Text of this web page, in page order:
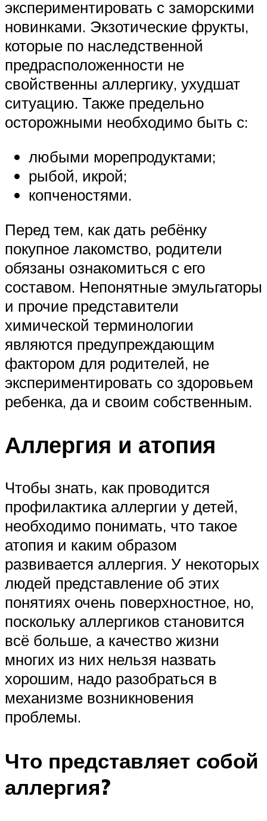
экспериментировать с заморскими
новинками. Экзотические фрукты,
которые по наследственной
предрасположенности не
свойственны аллергику, ухудшат
ситуацию. Также предельно
осторожными необходимо быть с:
любыми морепродуктами;
рыбой, икрой;
копченостями.
Перед тем, как дать ребёнку
покупное лакомство, родители
обязаны ознакомиться с его
составом. Непонятные эмульгаторы
и прочие представители
химической терминологии
являются предупреждающим
фактором для родителей, не
экспериментировать со здоровьем
ребенка, да и своим собственным.
Аллергия и атопия
Чтобы знать, как проводится
профилактика аллергии у детей,
необходимо понимать, что такое
атопия и каким образом
развивается аллергия. У некоторых
людей представление об этих
понятиях очень поверхностное, но,
поскольку аллергиков становится
всё больше, а качество жизни
многих из них нельзя назвать
хорошим, надо разобраться в
механизме возникновения
проблемы.
Что представляет собой
аллергия?